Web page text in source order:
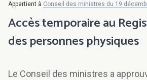
Appartient à Conseil des ministres du 19
Accès temporaire au
des personnes physiques
Le Conseil des ministres a